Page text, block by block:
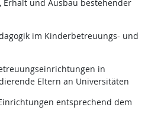
und Ausbau bestehender
im Kinderbetreuungs- und
in
Eltern an Universitäten
entsprechend dem